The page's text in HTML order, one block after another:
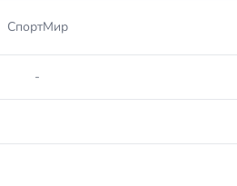
СпортМир
-